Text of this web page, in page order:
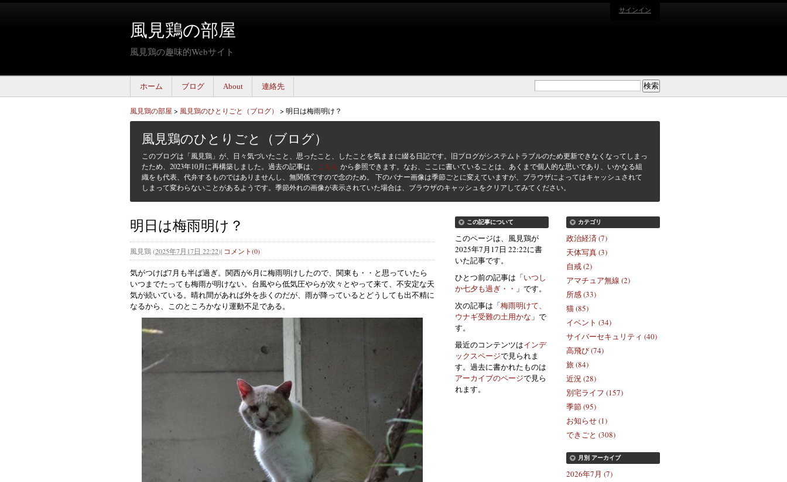
風見鶏の部屋
風見鶏の趣味的Webサイト
サインイン
ホーム ブログ About 連絡先
風見鶏の部屋 > 風見鶏のひとりごと（ブログ） > 明日は梅雨明け？
風見鶏のひとりごと（ブログ）
このブログは「風見鶏」が、日々気づいたこと、思ったこと、したことを気ままに綴る日記です。旧ブログがシステムトラブルのため更新できなくなってしまっ
たため、2023年10月に再構築しました。過去の記事は、 こちら から参照できます。なお、ここに書いていることは、あくまで個人的な思いであり、いかなる組
織をも代表、代弁するものではありませんし、無関係ですので念のため。 下のバナー画像は季節ごとに変えていますが、ブラウザによってはキャッシュされて
しまって変わらないことがあるようです。季節外れの画像が表示されていた場合は、ブラウザのキャッシュをクリアしてみてください。
明日は梅雨明け？
風見鶏(2025年7月17日 22:22)| コメント(0)
気がつけば7月も半ば過ぎ。関西が6月に梅雨明けしたので、関東も・・と思っていたら
いつまでたっても梅雨が明けない。台風やら低気圧やらが次々とやって来て、不安定な天
気が続いている。晴れ間があれば外を歩くのだが、雨が降っているとどうしても出不精に
なるから、このところかなり運動不足である。
カテゴリ
政治経済 (7)
天体写真 (3)
自戒 (2)
アマチュア無線 (2)
所感 (33)
猫 (85)
イベント (34)
サイバーセキュリティ (40)
高飛び (74)
旅 (84)
近況 (28)
別宅ライフ (157)
季節 (95)
お知らせ (1)
できごと (308)
月別 アーカイブ
2026年7月 (7)
この記事について
このページは、風見鶏が
2025年7月17日 22:22に書
いた記事です。
ひとつ前の記事は「いつし
か七夕も過ぎ・・ 」です。
次の記事は「梅雨明けて、
ウナギ受難の土用かな 」で
す。
最近のコンテンツはインデ
ックスページで見られま
す。過去に書かれたものは
アーカイブのページで見ら
れます。